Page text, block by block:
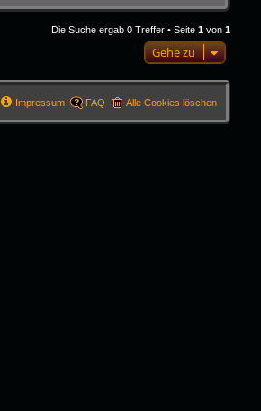
Die Suche ergab 0 Treffer • Seite1 von1
Gehe zu
Alle Cookies löschen
FAQ
Impressum